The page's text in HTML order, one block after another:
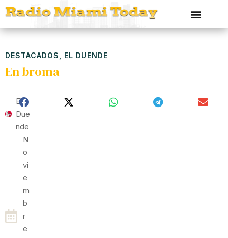
DESTACADOS EL DUENDE
En broma
El
Due
Nde
N
O
Vi
E
M
B
R
E